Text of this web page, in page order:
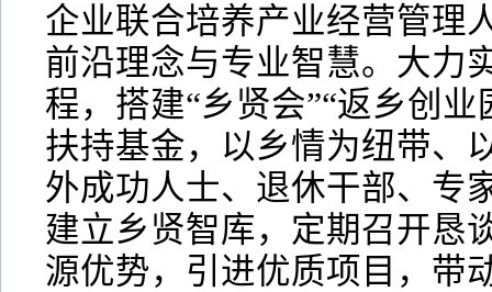
企业联合培养产业经营管理
前沿理念与专业智慧。大力
程，搭建“乡贤会”“返乡创
扶持基金，以乡情为纽带、
外成功人士、退休干部、专
建立乡贤智库，定期召开恳
源优势，引进优质项目，带